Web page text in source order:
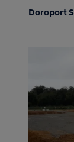
Doroport S